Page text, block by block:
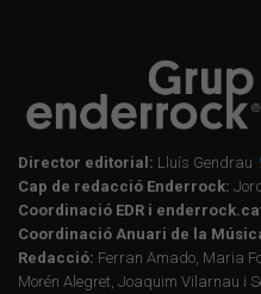
Director editorial: Lluís Gendrau
Cap de redacció Enderrock:
Coordinació EDR i
Coordinació Anuari de la
Redacció: Ferran Amado, Maria
Morén Alegret, Joaquim Vilarnau i